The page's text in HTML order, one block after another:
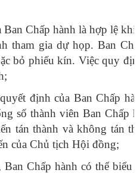
Ban Chấp hành là hợp lệ
tham gia dự họp. Ban
bỏ phiếu kín. Việc quy
định của Ban Chấp
số thành viên Ban Chấp
tán thành và không tán
của Chủ tịch Hội đồng;
Chấp hành có thể biểu